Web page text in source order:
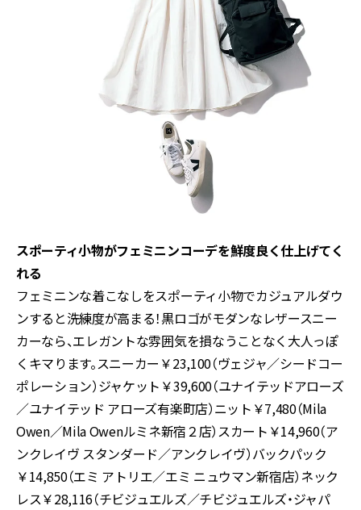
スポーティ小物がフェミニンコーデを鮮度良く仕上げてく
れる
フェミニンな着こなしをスポーティ小物でカジュアルダウ
ンすると洗練度が高まる！黒ロゴがモダンなレザースニー
カーなら、エレガントな雰囲気を損なうことなく大人っぽ
くキマります。スニーカー￥23,100（ヴェジャ／シードコー
ポレーション）ジャケット￥39,600（ユナイテッドアローズ
／ユナイテッド アローズ有楽町店）ニット￥7,480（Mila
Owen／Mila Owenルミネ新宿２店）スカート￥14,960（ア
ンクレイヴ スタンダード／アンクレイヴ）バックパック
￥14,850（エミ アトリエ／エミ ニュウマン新宿店）ネック
レス￥28,116（チビジュエルズ／チビジュエルズ・ジャパ